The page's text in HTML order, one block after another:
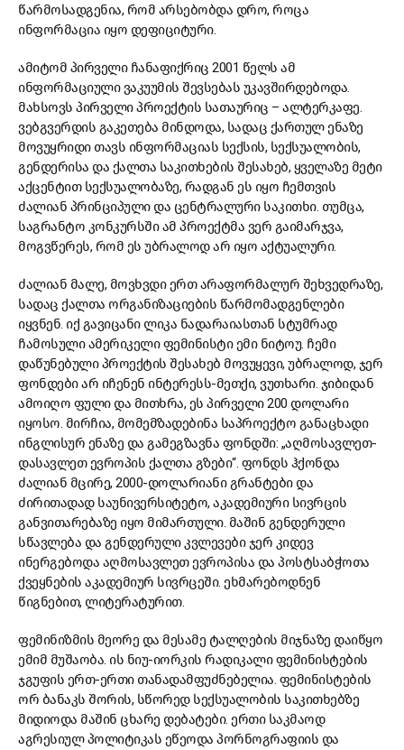
წარმოსადგენია, რომ არსებობდა დრო, როცა
ინფორმაცია იყო დეფიციტური.
ამიტომ პირველი ჩანაფიქრიც 2001 წელს ამ
ინფორმაციული ვაკუუმის შევსებას უკავშირდებოდა.
მახსოვს პირველი პროექტის სათაურიც – ალტერკაფე.
ვებგვერდის გაკეთება მინდოდა, სადაც ქართულ ენაზე
მოვუყრიდი თავს ინფორმაციას სექსის, სექსუალობის,
გენდერისა და ქალთა საკითხების შესახებ, ყველაზე მეტი
აქცენტით სექსუალობაზე, რადგან ეს იყო ჩემთვის
ძალიან პრინციპული და ცენტრალური საკითხი. თუმცა,
საგრანტო კონკურსში ამ პროექტმა ვერ გაიმარჯვა,
მოგვწერეს, რომ ეს უბრალოდ არ იყო აქტუალური.
ძალიან მალე, მოვხვდი ერთ არაფორმალურ შეხვედრაზე,
სადაც ქალთა ორგანიზაციების წარმომადგენლები
იყვნენ. იქ გავიცანი ლიკა ნადარაიასთან სტუმრად
ჩამოსული ამერიკელი ფემინისტი ემი ნიტოუ. ჩემი
დაწუნებული პროექტის შესახებ მოვუყევი, უბრალოდ, ჯერ
ფონდები არ იჩენენ ინტერესს-მეთქი, ვუთხარი. ჯიბიდან
ამოიღო ფული და მითხრა, ეს პირველი 200 დოლარი
იყოსო. მირჩია, მომემზადებინა საპროექტო განაცხადი
ინგლისურ ენაზე და გამეგზავნა ფონდში: „აღმოსავლეთ-
დასავლეთ ევროპის ქალთა გზები“. ფონდს ჰქონდა
ძალიან მცირე, 2000-დოლარიანი გრანტები და
ძირითადად საუნივერსიტეტო, აკადემიური სივრცის
განვითარებაზე იყო მიმართული. მაშინ გენდერული
სწავლება და გენდერული კვლევები ჯერ კიდევ
ინერგებოდა აღმოსავლეთ ევროპისა და პოსტსაბჭოთა
ქვეყნების აკადემიურ სივრცეში. ეხმარებოდნენ
წიგნებით, ლიტერატურით.
ფემინიზმის მეორე და მესამე ტალღების მიჯნაზე დაიწყო
ემიმ მუშაობა. ის ნიუ-იორკის რადიკალი ფემინისტების
ჯგუფის ერთ-ერთი თანადამფუძნებელია. ფემინისტების
ორ ბანაკს შორის, სწორედ სექსუალობის საკითხებზე
მიდიოდა მაშინ ცხარე დებატები. ერთი საკმაოდ
აგრესიულ პოლიტიკას ეწეოდა პორნოგრაფიის და